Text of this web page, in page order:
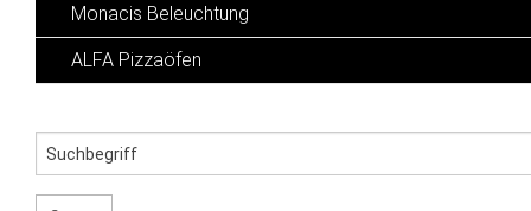
Monacis Beleuchtung
ALFA Pizzaöfen